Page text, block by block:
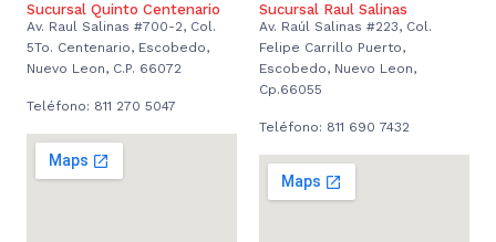
Sucursal Quinto Centenario
Av. Raul Salinas #700-2, Col.
5To. Centenario, Escobedo,
Nuevo Leon, C.P. 66072
Teléfono: 811 270 5047
Sucursal Raul Salinas
Av. Raúl Salinas #223, Col.
Felipe Carrillo Puerto,
Escobedo, Nuevo Leon,
Cp.66055
Teléfono: 811 690 7432